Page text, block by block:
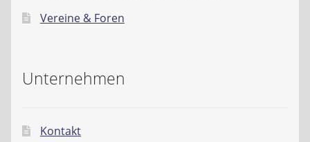
Vereine & Foren
Unternehmen
Kontakt